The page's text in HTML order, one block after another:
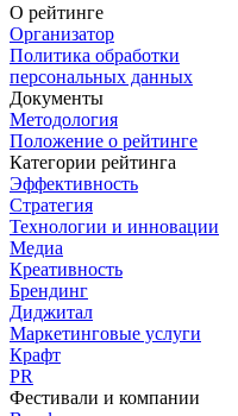
О рейтинге
Организатор
Политика обработки
персональных данных
Документы
Методология
Положение о рейтинге
Категории рейтинга
Эффективность
Стратегия
Технологии и инновации
Медиа
Креативность
Брендинг
Диджитал
Маркетинговые услуги
Крафт
PR
Фестивали и компании